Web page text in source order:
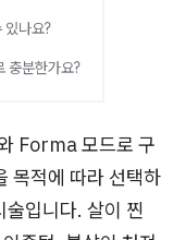
있나요?
충분한가요?
Forma 모드로 구
목적에 따라 선택하
입니다. 살이 찐